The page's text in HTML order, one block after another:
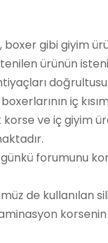
boxer gibi giyim
ürünün
iç
ve iç giyim
forumunu
de kullanılan